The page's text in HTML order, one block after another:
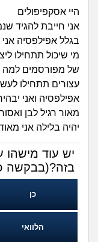
היי אסקפיפולים
אני חייבת להגיד
בגלל אפילפסיה
מי שיכול תתחילו
של מפורסמים למה
עצורים תתחילו
אפילפסיה ואני
מאור רגיל לבן
יהיה בלילה אני
יש עוד
בזה?(בבקשה
כן
הלוואי